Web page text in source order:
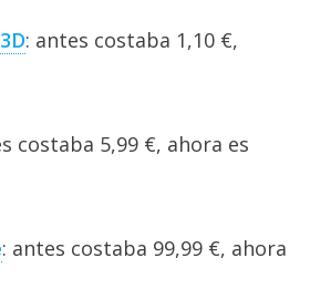
: antes costaba 1,10 €,
costaba 5,99 €, ahora es
: antes costaba 99,99 €, ahora